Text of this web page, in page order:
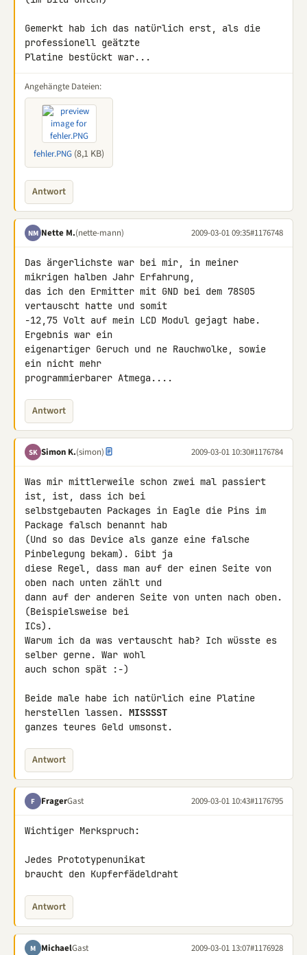
Gemerkt hab ich das natürlich erst, als die
professionell geätzte
Platine bestückt war...
Angehängte Dateien:
fehler.PNG (8,1 KB)
Antwort
NM Nette M.(nette-mann) 2009-03-01 09:35#1176748
Das ärgerlichste war bei mir, in meiner
mikrigen halben Jahr Erfahrung,
das ich den Ermitter mit GND bei dem 78S05
vertauscht hatte und somit
-12,75 Volt auf mein LCD Modul gejagt habe.
Ergebnis war ein
eigenartiger Geruch und ne Rauchwolke, sowie
ein nicht mehr
programmierbarer Atmega....
Antwort
SK Simon K.(simon) 2009-03-01 10:30#1176784
Was mir mittlerweile schon zwei mal passiert
ist, ist, dass ich bei
selbstgebauten Packages in Eagle die Pins im
Package falsch benannt hab
(Und so das Device als ganze eine falsche
Pinbelegung bekam). Gibt ja
diese Regel, dass man auf der einen Seite von
oben nach unten zählt und
dann auf der anderen Seite von unten nach oben.
(Beispielsweise bei
ICs).
Warum ich da was vertauscht hab? Ich wüsste es
selber gerne. War wohl
auch schon spät :-)
Beide male habe ich natürlich eine Platine
herstellen lassen. MISSSST
ganzes teures Geld umsonst.
Antwort
F FragerGast 2009-03-01 10:43#1176795
Wichtiger Merkspruch:
Jedes Prototypenunikat
braucht den Kupferfädeldraht
Antwort
M MichaelGast 2009-03-01 13:07#1176928